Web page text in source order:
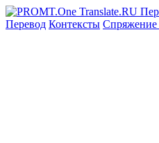
Перевод Контексты Спряжение